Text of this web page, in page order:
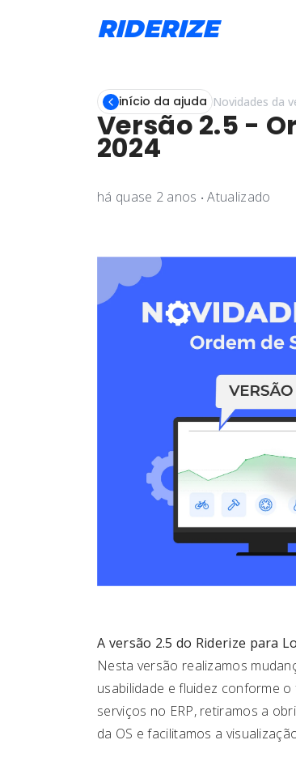
RIDERIZE
início da ajuda Novidades da
Versão 2.5 -
2024
há quase 2 anos ‧Atualizado
A versão 2.5 do Riderize para
Nesta versão realizamos
usabilidade e fluidez conforme
serviços no ERP, retiramos a
da OS e facilitamos a